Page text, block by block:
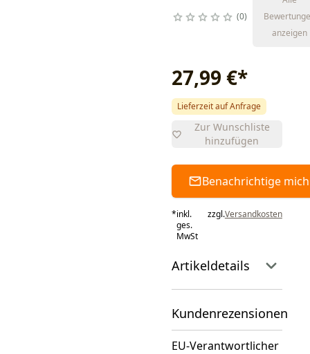
0
anzeigen
27,99 €*
Lieferzeit auf Anfrage
Zur Wunschliste
hinzufügen
Benachrichtige mich
*inkl.
ges.
MwSt
zzgl.Versandkosten
Artikeldetails
Kundenrezensionen
EU-Verantwortlicher